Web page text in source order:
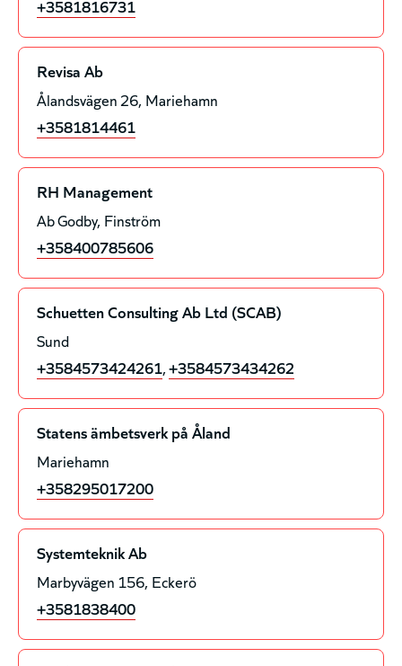
+3581816731
Revisa Ab
Ålandsvägen 26 Mariehamn
+3581814461
RH Management
Ab Godby Finström
+358400785606
Schuetten Consulting Ab Ltd (SCAB)
Sund
+3584573424261,+3584573434262
Statens ämbetsverk på Åland
Mariehamn
+358295017200
Systemteknik Ab
Marbyvägen 156 Eckerö
+3581838400